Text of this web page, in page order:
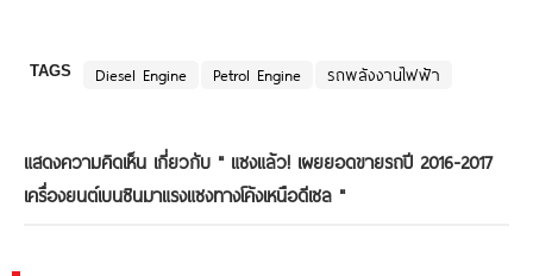
TAGS Diesel Engine Petrol Engine รถพลังงานไฟฟ้า
แสดงความคิดเห็น เกี่ยวกับ " แซงแล้ว! เผยยอดขายรถปี 2016-2017
เครื่องยนต์เบนซินมาแรงแซงทางโค้งเหนือดีเซล "